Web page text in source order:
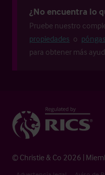
¿No encuentra lo
Pruebe nuestro
propiedades o
para obtener más
© Christie & Co 2026 |